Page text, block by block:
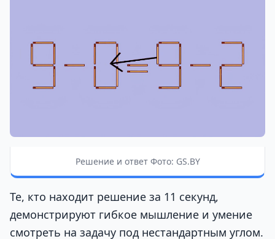
Решение и ответ Фото: GS.BY
Те, кто находит решение за 11 секунд,
демонстрируют гибкое мышление и умение
смотреть на задачу под нестандартным углом.